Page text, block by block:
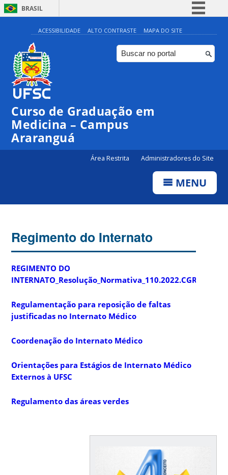
BRASIL
Simplifique!
Comunica BR
Participe
Canais
ACESSIBILIDADE ALTO CONTRASTE MAPA DO SITE
Curso de Graduação em
Medicina – Campus
Araranguá
Área Restrita Administradores do Site
MENU
Regimento do Internato
REGIMENTO DO
INTERNATO_Resolução_Normativa_110.2022.CGRAD
Regulamentação para reposição de faltas
justificadas no Internato Médico
Coordenação do Internato Médico
Orientações para Estágios de Internato Médico
Externos à UFSC
Regulamento das áreas verdes